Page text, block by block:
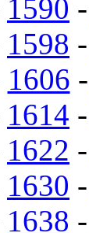
1590 -
1598 -
1606 -
1614 -
1622 -
1630 -
1638 -